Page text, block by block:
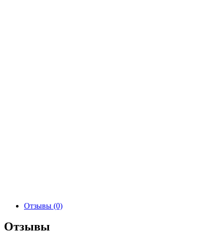
Отзывы (0)
Отзывы